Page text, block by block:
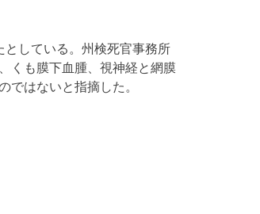
している。州検死官事務所
くも膜下血腫、視神経と網膜
はないと指摘した。